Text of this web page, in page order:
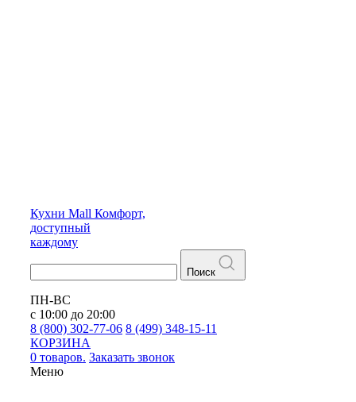
Кухни Mall Комфорт,
доступный
каждому
Поиск
ПН-ВС
с 10:00 до 20:00
8 (800) 302-77-06 8 (499) 348-15-11
КОРЗИНА
0 товаров. Заказать звонок
Меню